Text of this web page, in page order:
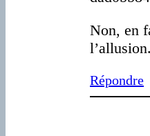
Non, en
Répondre